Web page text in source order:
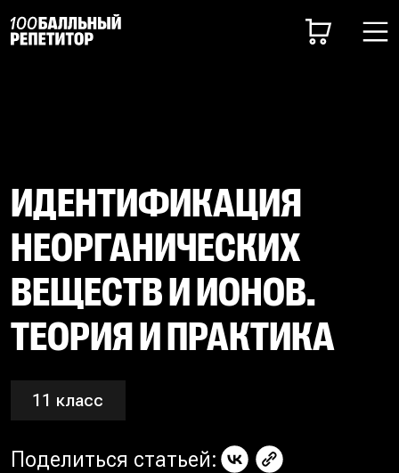
ИДЕНТИФИКАЦИЯ
НЕОРГАНИЧЕСКИХ
ВЕЩЕСТВ И ИОНОВ.
ТЕОРИЯ И ПРАКТИКА
11 класс
Поделиться статьей: